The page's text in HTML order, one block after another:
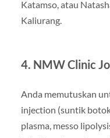
Katamso, atau
Kaliurang.
4. NMW Clinic
Anda memutuskan
injection (suntik
plasma, messo